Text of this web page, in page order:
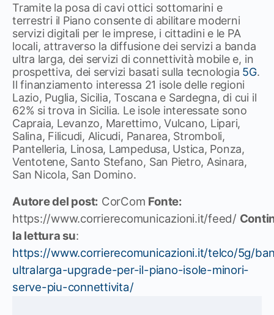
Tramite la posa di cavi ottici sottomarini e
terrestri il Piano consente di abilitare moderni
servizi digitali per le imprese, i cittadini e le PA
locali, attraverso la diffusione dei servizi a banda
ultra larga, dei servizi di connettività mobile e, in
prospettiva, dei servizi basati sulla tecnologia 5G.
Il finanziamento interessa 21 isole delle regioni
Lazio, Puglia, Sicilia, Toscana e Sardegna, di cui il
62% si trova in Sicilia. Le isole interessate sono
Capraia, Levanzo, Marettimo, Vulcano, Lipari,
Salina, Filicudi, Alicudi, Panarea, Stromboli,
Pantelleria, Linosa, Lampedusa, Ustica, Ponza,
Ventotene, Santo Stefano, San Pietro, Asinara,
San Nicola, San Domino.
Autore del post: CorCom Fonte:
https://www.corrierecomunicazioni.it/feed/
la lettura su:
https://www.corrierecomunicazioni.it/telco/5g/
ultralarga-upgrade-per-il-piano-isole-minori-
serve-piu-connettivita/